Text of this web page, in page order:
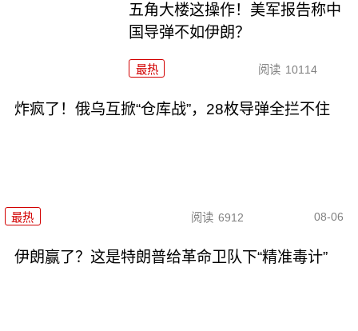
五角大楼这操作！美军报告称中
国导弹不如伊朗？
最热 阅读 10114
炸疯了！俄乌互掀“仓库战”，28枚导弹全拦不住
最热 阅读 6912 08-06
伊朗赢了？这是特朗普给革命卫队下“精准毒计”